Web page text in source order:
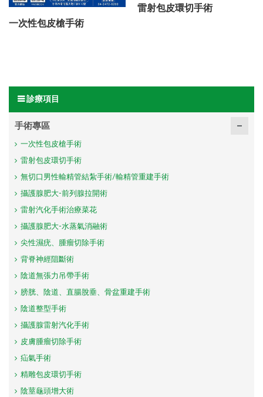
一次性包皮槍手術
雷射包皮環切手術
診療項目
手術專區
一次性包皮槍手術
雷射包皮環切手術
無切口男性輸精管結紮手術/輸精管重建手術
攝護腺肥大-前列腺拉開術
雷射汽化手術治療菜花
攝護腺肥大-水蒸氣消融術
尖性濕疣、腫瘤切除手術
背脊神經阻斷術
陰道無張力吊帶手術
膀胱、陰道、直腸脫垂、骨盆重建手術
陰道整型手術
攝護腺雷射汽化手術
皮膚腫瘤切除手術
疝氣手術
精雕包皮環切手術
陰莖龜頭增大術